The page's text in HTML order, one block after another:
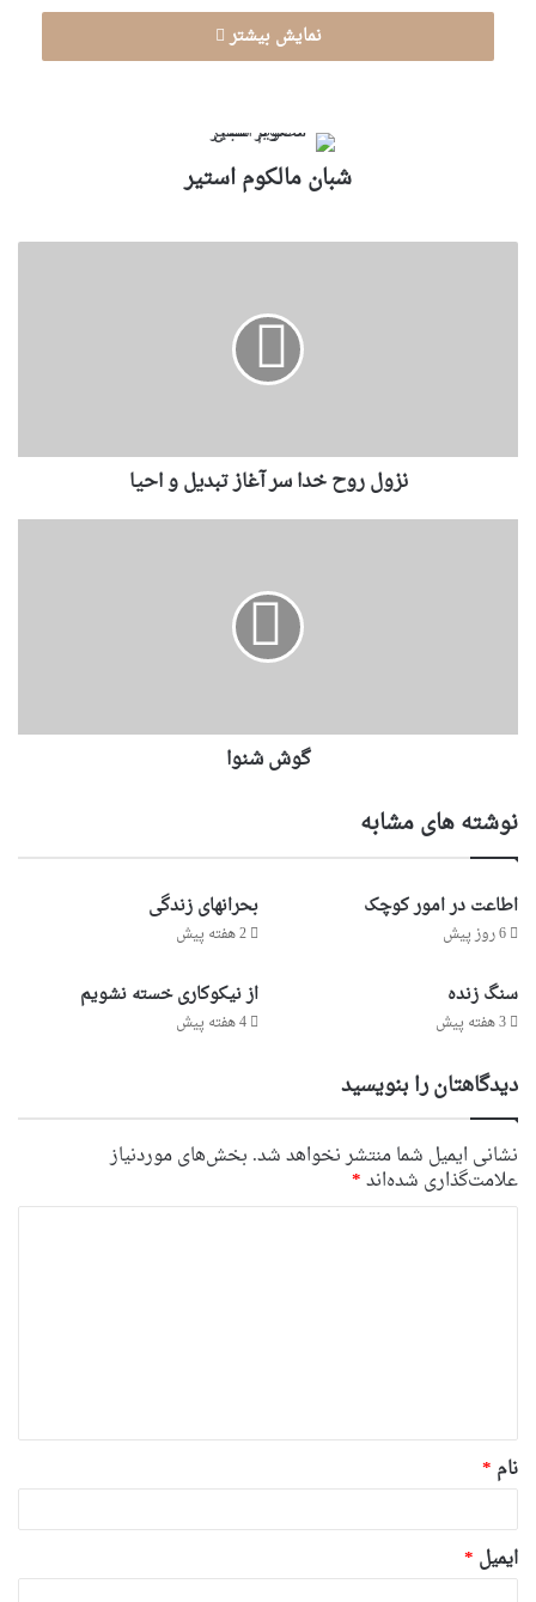
نمایش بیشتر
شبان مالکوم استیر
نزول‌ روح‌ خدا سر آغاز تبدیل و احیا
گوش شنوا
نوشته های مشابه
اطاعت در امور کوچک
6 روز پیش
بحرانهای زندگی
2 هفته پیش
سنگ زنده
3 هفته پیش
از نیکوکاری خسته نشویم
4 هفته پیش
دیدگاهتان را بنویسید
نشانی ایمیل شما منتشر نخواهد شد. بخش‌های موردنیاز
علامت‌گذاری شده‌اند*
*
نام *
ایمیل *